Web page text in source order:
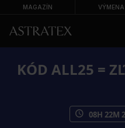
MAGAZÍN
KÓD ALL25 =
08H 22M